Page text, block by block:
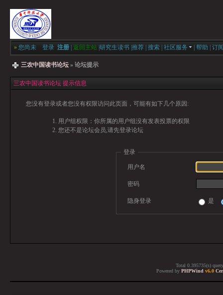
» 您尚未 登录 注册 返回主站 研究生读书 推荐 搜索 社区服务 帮助 订
三农中国读书论坛 » 论坛提示
三农中国读书论坛 提示信息
您没有登录或者您没有权限访问此页面，可能有如下几个原因:
用户组权限：你所属的用户组没有发表投票的权限
您还不是论坛会员,请先登录论坛
登录
用户名
密码
隐身登录 是
Total 0.395735(s)
Powered by PHPWind v6.0